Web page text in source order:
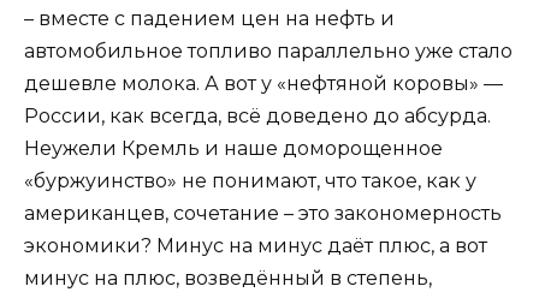
– вместе с падением цен на нефть и
автомобильное топливо параллельно уже стало
дешевле молока. А вот у «нефтяной коровы» —
России, как всегда, всё доведено до абсурда.
Неужели Кремль и наше доморощенное
«буржуинство» не понимают, что такое, как у
американцев, сочетание – это закономерность
экономики? Минус на минус даёт плюс, а вот
минус на плюс, возведённый в степень,